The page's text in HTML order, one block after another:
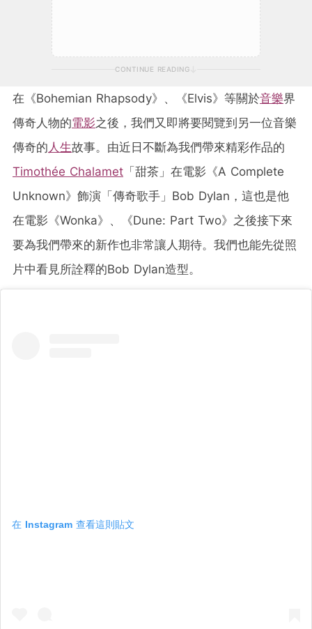
CONTINUE READING
在《Bohemian Rhapsody》、《Elvis》等關於音樂界
傳奇人物的電影之後，我們又即將要閱覽到另一位音樂
傳奇的 人生故事。由近日不斷為我們帶來精彩作品的
Timothée Chalamet 「甜茶」在電影《A Complete
Unknown》飾演「傳奇歌手」Bob Dylan，這也是他
在電影《Wonka》、《Dune: Part Two》之後接下來
要為我們帶來的新作也非常讓人期待。我們也能先從照
片中看見所詮釋的Bob Dylan造型。
在 Instagram 查看這則貼文